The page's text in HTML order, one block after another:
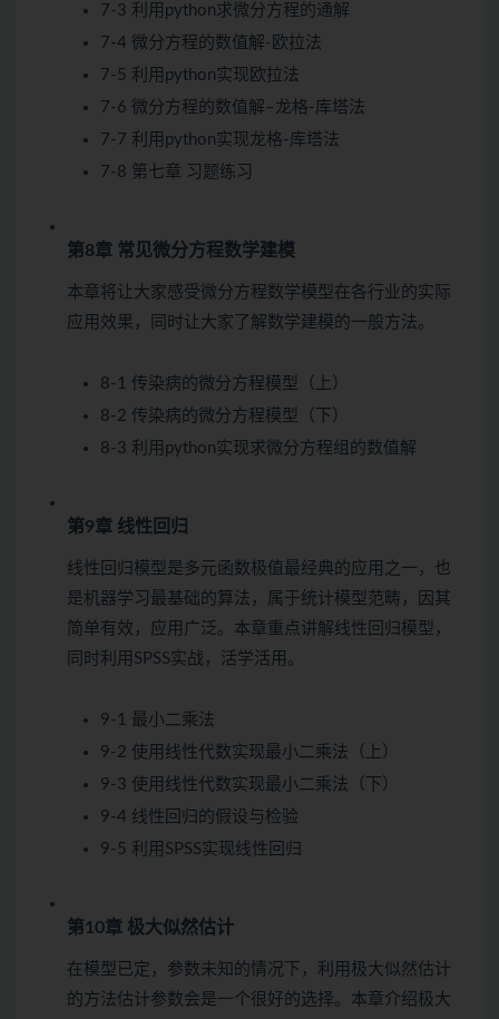
7-3 利用python求微分方程的通解
7-4 微分方程的数值解-欧拉法
7-5 利用python实现欧拉法
7-6 微分方程的数值解–龙格-库塔法
7-7 利用python实现龙格-库塔法
7-8 第七章 习题练习
第8章 常见微分方程数学建模
本章将让大家感受微分方程数学模型在各行业的实际
应用效果，同时让大家了解数学建模的一般方法。
8-1 传染病的微分方程模型（上）
8-2 传染病的微分方程模型（下）
8-3 利用python实现求微分方程组的数值解
第9章 线性回归
线性回归模型是多元函数极值最经典的应用之一，也
是机器学习最基础的算法，属于统计模型范畴，因其
简单有效，应用广泛。本章重点讲解线性回归模型，
同时利用SPSS实战，活学活用。
9-1 最小二乘法
9-2 使用线性代数实现最小二乘法（上）
9-3 使用线性代数实现最小二乘法（下）
9-4 线性回归的假设与检验
9-5 利用SPSS实现线性回归
第10章 极大似然估计
在模型已定，参数未知的情况下，利用极大似然估计
的方法估计参数会是一个很好的选择。本章介绍极大